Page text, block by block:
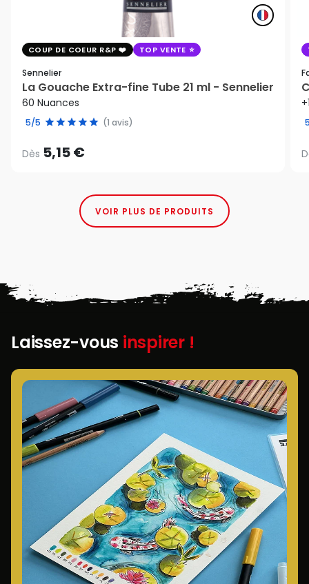
COUP DE COEUR R&P TOP VENTE
Sennelier
La Gouache Extra-fine Tube 21 ml - Sennelier
60 Nuances
5/5 (1 avis)
Dès 5,15 €
VOIR PLUS DE PRODUITS
Laissez-vous inspirer !